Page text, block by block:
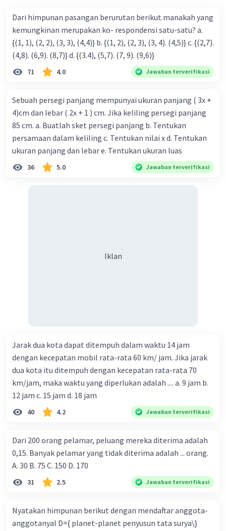
Dari himpunan pasangan berurutan berikut.manakah yang
kemungkinan merupakan ko- respondensi satu-satu? a.
{(1, 1), (2, 2), (3, 3), (4,4)} b. {(1, 2), (2, 3), (3, 4). (4,5)} c. {(2,7).
(4,8). (6,9). (8,7)} d. {(3.4), (5,7). (7, 9). (9,6)}
71 4.0 Jawaban terverifikasi
Sebuah persegi panjang mempunyai ukuran panjang ( 3x +
4)cm dan lebar ( 2x + 1 ) cm. Jika keliling persegi panjang
85 cm. a. Buatlah sket persegi panjang b. Tentukan
persamaan dalam keliling c. Tentukan nilai x d. Tentukan
ukuran panjang dan lebar e. Tentukan ukuran luas
36 5.0 Jawaban terverifikasi
Iklan
Jarak dua kota dapat ditempuh dalam waktu 14 jam
dengan kecepatan mobil rata-rata 60 km/ jam. Jika jarak
dua kota itu ditempuh dengan kecepatan rata-rata 70
km/jam, maka waktu yang diperlukan adalah .... a. 9 jam b.
12 jam c. 15 jam d. 18 jam
40 4.2 Jawaban terverifikasi
Dari 200 orang pelamar, peluang mereka diterima adalah
0,15. Banyak pelamar yang tidak diterima adalah ... orang.
A. 30 B. 75 C. 150 D. 170
31 2.5 Jawaban terverifikasi
Nyatakan himpunan berikut dengan mendaftar anggota-
anggotanyal D={ planet-planet penyusun tata surya\}